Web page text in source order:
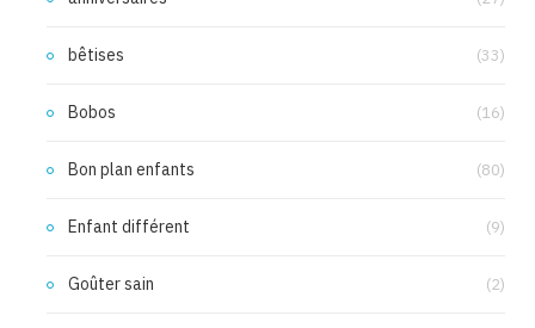
bêtises (33)
Bobos (16)
Bon plan enfants (80)
Enfant différent (9)
Goûter sain (2)